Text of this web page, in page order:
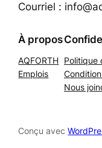
Courriel :
À propos
AQFORTH
Emplois
Politique
Nous
Conçu avec